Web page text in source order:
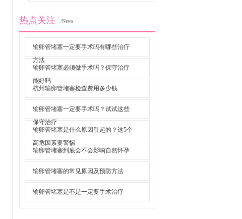
热点关注 /News
输卵管堵塞一定要手术吗有哪些治疗
方法
输卵管堵塞必须做手术吗？保守治疗
能好吗
杭州输卵管堵塞检查费用多少钱
输卵管堵塞一定要手术吗？试试这些
保守治疗
输卵管堵塞是什么原因引起的？这5个
高危因素要警惕
输卵管堵塞到底会不会影响自然怀孕
输卵管堵塞的常见原因及预防方法
输卵管堵塞是不是一定要手术治疗